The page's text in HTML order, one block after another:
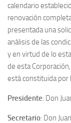
calendario
renovación
presentada una
análisis de las
y en virtud de lo
de esta
está constituida por
Presidente: Don
Secretario: Don